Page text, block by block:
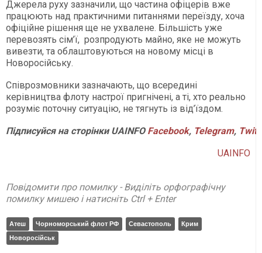
Джерела руху зазначили, що частина офіцерів вже
працюють над практичними питаннями переїзду, хоча
офіційне рішення ще не ухвалене. Більшість уже
перевозять сім’ї, розпродують майно, яке не можуть
вивезти, та облаштовуються на новому місці в
Новоросійську.
Співрозмовники зазначають, що всередині
керівництва флоту настрої пригнічені, а ті, хто реально
розуміє поточну ситуацію, не тягнуть із від’їздом.
ПідписуйсянасторінкиUAINFO Facebook, Telegram,
UAINFO
Повідомити про помилку - Виділіть орфографічну
помилку мишею і натисніть Ctrl + Enter
Атеш Чорноморський флот РФ Севастополь
Крим
Новоросійськ